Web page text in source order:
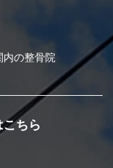
内の整骨院
ちら